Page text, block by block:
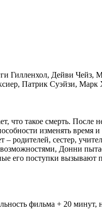
Гилленхол, Дейви
Патрик Суэйзи,
что такое смерть. После
изменять время
– родителей, сестер,
Донни
его поступки вызывают
фильма + 20 минут,